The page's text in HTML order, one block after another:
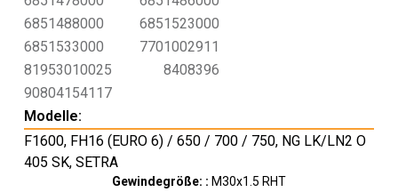
6851488000
6851523000
6851533000
7701002911
81953010025
8408396
90804154117
Modelle:
F1600, FH16 (EURO 6) / 650 / 700 / 750, NG LK/LN2 O
405 SK, SETRA
Gewindegröße: : M30x1.5 RHT